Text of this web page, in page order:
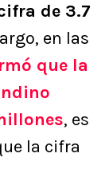
de 3.7
en las
que la
, es
la cifra